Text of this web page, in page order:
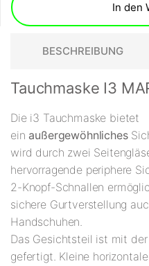
In den
BESCHREIBUNG
Tauchmaske I3
Die i3 Tauchmaske bietet
ein außergewöhnliches
wird durch zwei
hervorragende periphere
2-Knopf-Schnallen
sichere Gurtverstellung
Handschuhen.
Das Gesichtsteil ist mit
gefertigt. Kleine